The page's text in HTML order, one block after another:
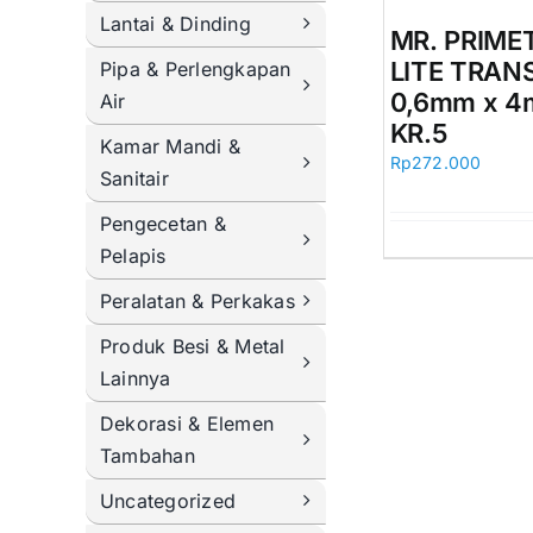
Lantai & Dinding
Pipa & Perlengkapan
Air
Kamar Mandi &
Sanitair
Pengecetan &
Pelapis
Peralatan & Perkakas
Produk Besi & Metal
Lainnya
Dekorasi & Elemen
Tambahan
Uncategorized
MR.
LITE
0,6mm x
KR.5
Rp272.000